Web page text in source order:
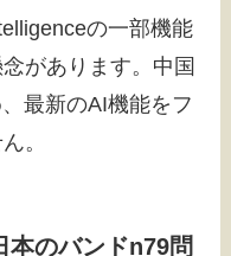
の一部機能
があります。中国
最新のAI機能をフ
。
本のバンドn79問